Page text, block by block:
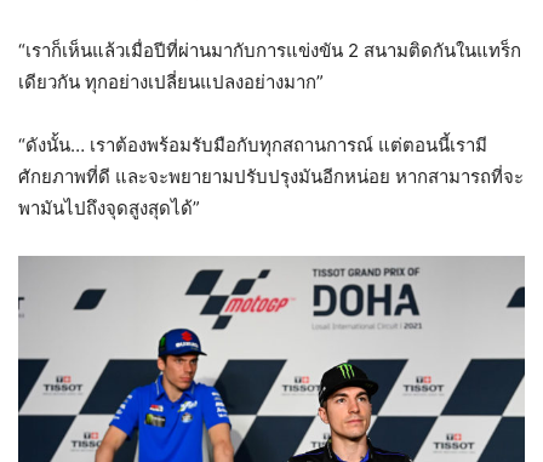
“เราก็เห็นแล้วเมื่อปีที่ผ่านมากับการแข่งขัน 2 สนามติดกันในแทร็ก
เดียวกัน ทุกอย่างเปลี่ยนแปลงอย่างมาก”
“ดังนั้น… เราต้องพร้อมรับมือกับทุกสถานการณ์ แต่ตอนนี้เรามี
ศักยภาพที่ดี และจะพยายามปรับปรุงมันอีกหน่อย หากสามารถที่จะ
พามันไปถึงจุดสูงสุดได้”